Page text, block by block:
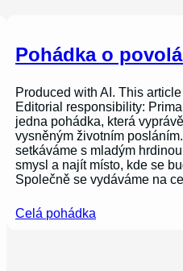
Pohádka o
Produced with AI. This
Editorial responsibility:
jedna pohádka, která
vysněným životním
setkáváme s mladým
smysl a najít místo, kde se
Společně se vydáváme na
Celá pohádka